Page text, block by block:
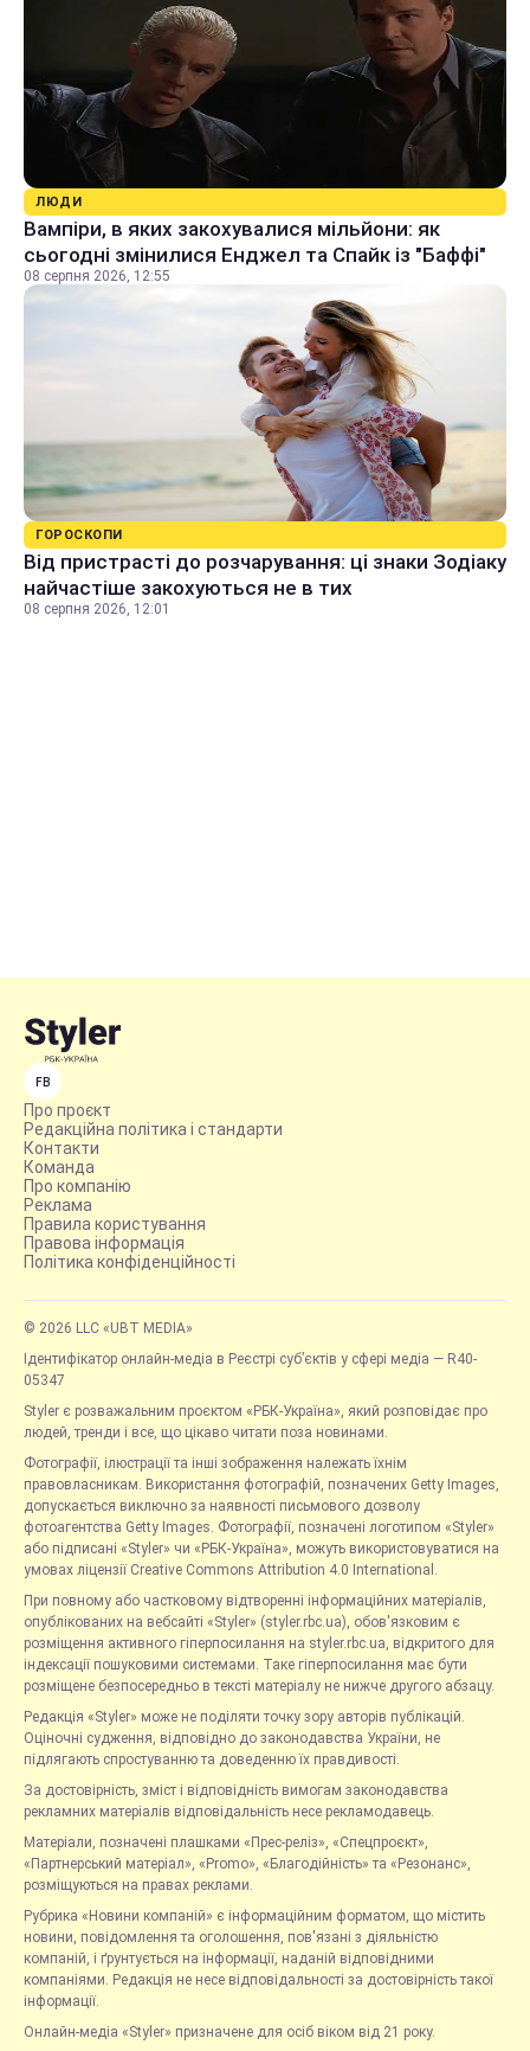
ЛЮДИ
Вампіри, в яких закохувалися мільйони: як
сьогодні змінилися Енджел та Спайк із "Баффі"
08 серпня 2026, 12:55
ГОРОСКОПИ
Від пристрасті до розчарування: ці знаки Зодіаку
найчастіше закохуються не в тих
08 серпня 2026, 12:01
FB
Про проєкт
Редакційна політика і стандарти
Контакти
Команда
Про компанію
Реклама
Правила користування
Правова інформація
Політика конфіденційності
© 2026 LLC «UBT MEDIA»
Ідентифікатор онлайн-медіа в Реєстрі суб’єктів у сфері медіа — R40-
05347
Styler є розважальним проєктом «РБК-Україна», який розповідає про
людей, тренди і все, що цікаво читати поза новинами.
Фотографії, ілюстрації та інші зображення належать їхнім
правовласникам. Використання фотографій, позначених Getty Images,
допускається виключно за наявності письмового дозволу
фотоагентства Getty Images. Фотографії, позначені логотипом «Styler»
або підписані «Styler» чи «РБК-Україна», можуть використовуватися на
умовах ліцензії Creative Commons Attribution 4.0 International.
При повному або частковому відтворенні інформаційних матеріалів,
опублікованих на вебсайті «Styler» (styler.rbc.ua), обов'язковим є
розміщення активного гіперпосилання на styler.rbc.ua, відкритого для
індексації пошуковими системами. Таке гіперпосилання має бути
розміщене безпосередньо в тексті матеріалу не нижче другого абзацу.
Редакція «Styler» може не поділяти точку зору авторів публікацій.
Оціночні судження, відповідно до законодавства України, не
підлягають спростуванню та доведенню їх правдивості.
За достовірність, зміст і відповідність вимогам законодавства
рекламних матеріалів відповідальність несе рекламодавець.
Матеріали, позначені плашками «Прес-реліз», «Спецпроєкт»,
«Партнерський матеріал», «Promo», «Благодійність» та «Резонанс»,
розміщуються на правах реклами.
Рубрика «Новини компаній» є інформаційним форматом, що містить
новини, повідомлення та оголошення, пов'язані з діяльністю
компаній, і ґрунтується на інформації, наданій відповідними
компаніями. Редакція не несе відповідальності за достовірність такої
інформації.
Онлайн-медіа «Styler» призначене для осіб віком від 21 року.